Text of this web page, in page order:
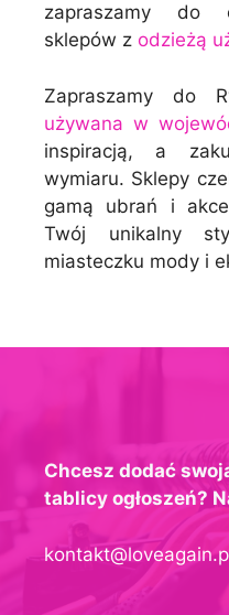
zapraszamy do
sklepów z odzieżą
Zapraszamy do
używana w
inspiracją, a
wymiaru. Sklepy
gamą ubrań i
Twój unikalny
miasteczku mody i
Chcesz dodać
tablicy ogłoszeń?